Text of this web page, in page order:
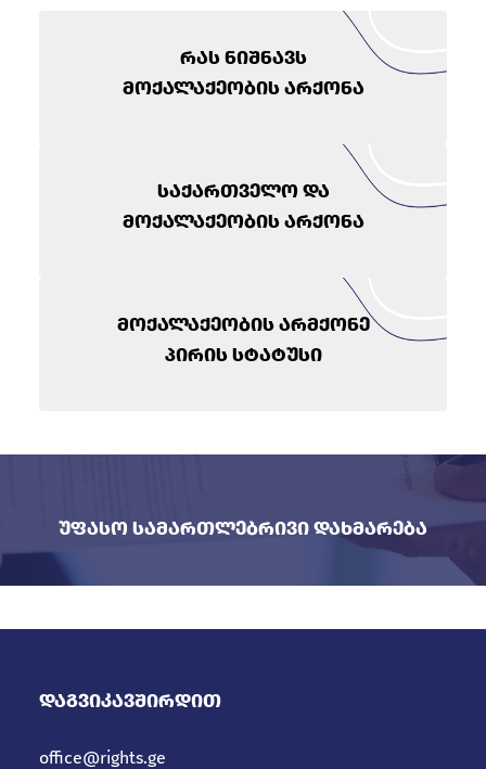
რას ნიშნავს
მოქალაქეობის არქონა
საქართველო და
მოქალაქეობის არქონა
მოქალაქეობის არმქონე
პირის სტატუსი
Უფასო Სამართლებრივი Დახმარება
Დაგვიკავშირდით
office@rights.ge